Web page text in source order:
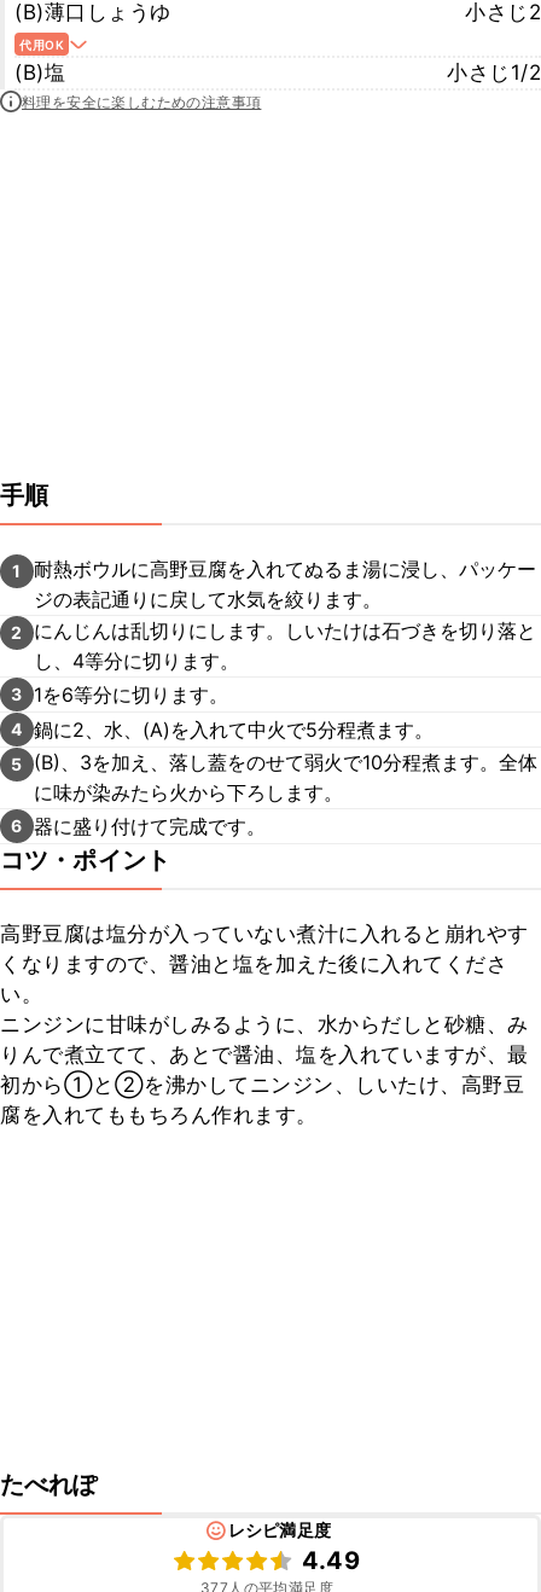
(B)薄口しょうゆ
小さじ2
代用OK
(B)塩 小さじ1/2
料理を安全に楽しむための注意事項
手順
1
耐熱ボウルに高野豆腐を入れてぬるま湯に浸し、パッケー
ジの表記通りに戻して水気を絞ります。
2
にんじんは乱切りにします。しいたけは石づきを切り落と
し、4等分に切ります。
3 1を6等分に切ります。
4 鍋に2、水、(A)を入れて中火で5分程煮ます。
5
(B)、3を加え、落し蓋をのせて弱火で10分程煮ます。全体
に味が染みたら火から下ろします。
6 器に盛り付けて完成です。
コツ・ポイント
高野豆腐は塩分が入っていない煮汁に入れると崩れやす
くなりますので、醤油と塩を加えた後に入れてくださ
い。
ニンジンに甘味がしみるように、水からだしと砂糖、み
りんで煮立てて、あとで醤油、塩を入れていますが、最
初から①と②を沸かしてニンジン、しいたけ、高野豆
腐を入れてももちろん作れます。
たべれぽ
レシピ満足度
4.49
377 人の平均満足度